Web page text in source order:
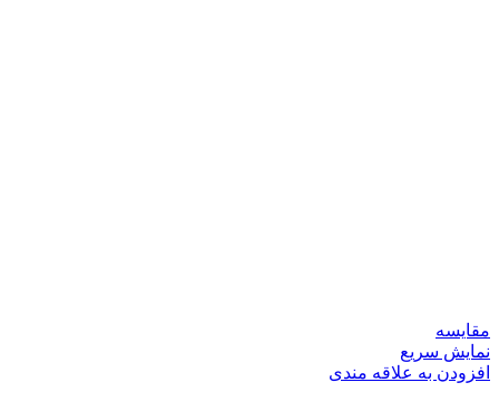
مقايسه
نمایش سریع
افزودن به علاقه مندی